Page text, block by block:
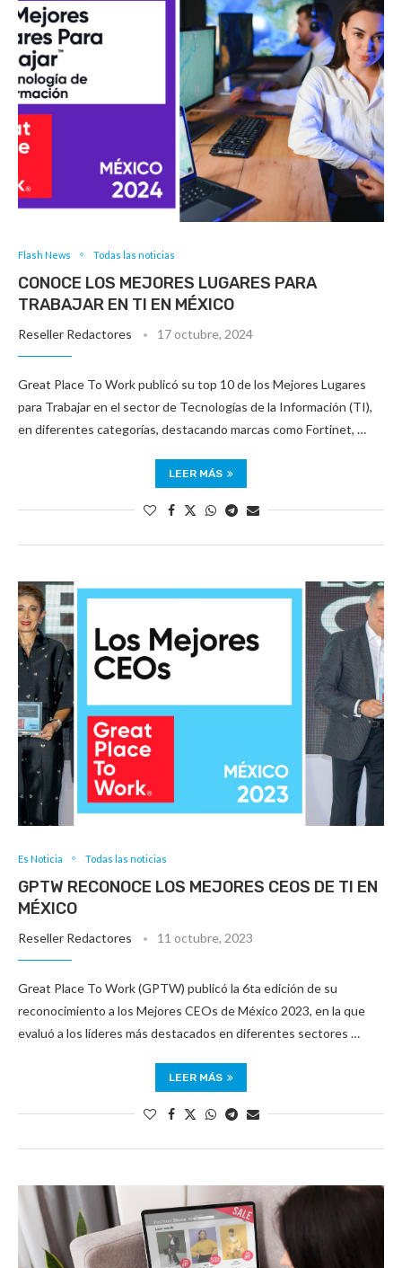
Flash News Todas las noticias
CONOCE LOS MEJORES LUGARES PARA
TRABAJAR EN TI EN MÉXICO
Reseller Redactores 17 octubre, 2024
Great Place To Work publicó su top 10 de los Mejores Lugares
para Trabajar en el sector de Tecnologías de la Información (TI),
en diferentes categorías, destacando marcas como Fortinet, …
LEER MÁS
Es Noticia Todas las noticias
GPTW RECONOCE LOS MEJORES CEOS DE TI EN
MÉXICO
Reseller Redactores 11 octubre, 2023
Great Place To Work (GPTW) publicó la 6ta edición de su
reconocimiento a los Mejores CEOs de México 2023, en la que
evaluó a los líderes más destacados en diferentes sectores …
LEER MÁS